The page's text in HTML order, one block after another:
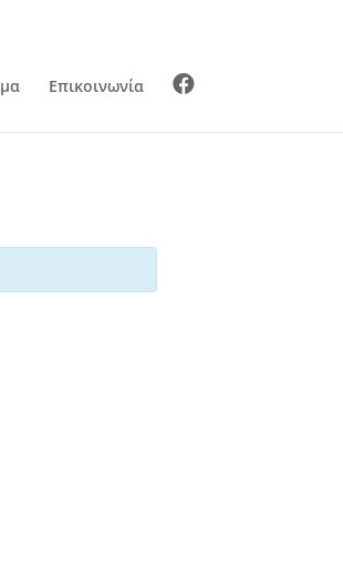
Επικοινωνία